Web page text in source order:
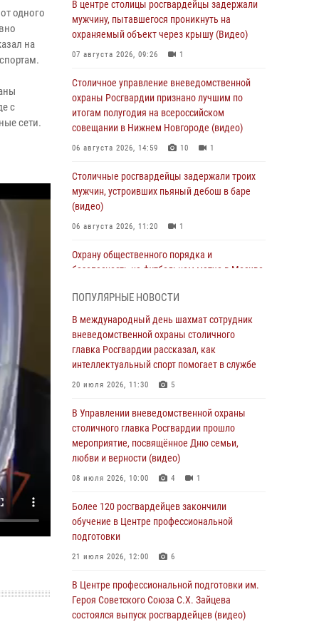
одного
на
с
сети.
В центре столицы росгвардейцы задержали
мужчину, пытавшегося проникнуть на
охраняемый объект через крышу (Видео)
07 августа 2026, 09:26 1
Столичное управление вневедомственной
охраны Росгвардии признано лучшим по
итогам полугодия на всероссийском
совещании в Нижнем Новгороде (видео)
06 августа 2026, 14:59 10 1
Столичные росгвардейцы задержали троих
мужчин, устроивших пьяный дебош в баре
(видео)
06 августа 2026, 11:20 1
Охрану общественного порядка и
безопасность на футбольном матче в Москве
Столичные росгвардейцы задержали
мужчину, устроившего дебош в букмекерской
конторе (Видео)
05 августа 2026, 12:39
Московские росгвардейцы обеспечили
безопасность проведения футбольного матча
Кубка России (Видео)
05 августа 2026, 12:35 1
ознакомилась с передовыми методами
работы Росгвардии в Москве (видео)
04 августа 2026, 18:16
чемпионат по самбо и боевому самбо.
(видео)
04 августа 2026, 14:00 7 1
ПОПУЛЯРНЫЕ НОВОСТИ
В международный день шахмат сотрудник
вневедомственной охраны столичного
главка Росгвардии рассказал, как
интеллектуальный спорт помогает в службе
20 июля 2026, 11:30 5
В Управлении вневедомственной охраны
столичного главка Росгвардии прошло
мероприятие, посвящённое Дню семьи,
любви и верности (видео)
08 июля 2026, 10:00 4 1
Более 120 росгвардейцев закончили
обучение в Центре профессиональной
подготовки
21 июля 2026, 12:00 6
В Центре профессиональной подготовки им.
Героя Советского Союза С.Х. Зайцева
состоялся выпуск росгвардейцев (видео)